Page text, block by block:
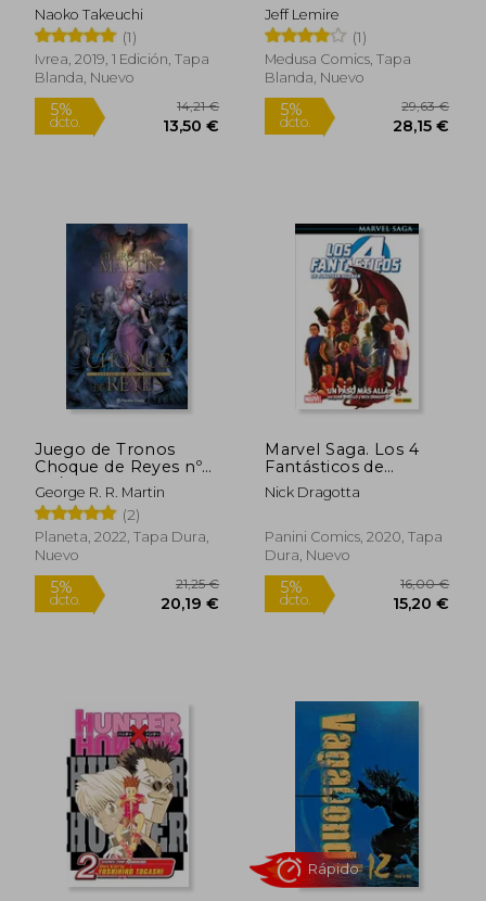
5%
dcto. 16,89 €
5%
dcto.
Naoko Takeuchi
(1)
Ivrea, 2019, 1 Edición, Tapa
Blanda, Nuevo
5%
Jeff Lemire
(1)
Medusa Comics, Tapa
Blanda, Nuevo
5%
Juego de Tronos
Choque de Reyes nº
03/04
George R. R. Martin
(2)
Planeta, 2022, Tapa Dura,
Nuevo
Marvel Saga. Los 4
Fantásticos de
Jonathan Hickman 7.
Un paso más allá
Nick Dragotta
Panini Comics, 2020, Tapa
Dura, Nuevo